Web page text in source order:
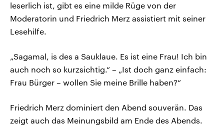
leserlich ist, gibt es eine milde Rüge von der
Moderatorin und Friedrich Merz assistiert mit seiner
Lesehilfe.
„Sagamal, is des a Sauklaue. Es ist eine Frau! Ich bin
auch noch so kurzsichtig.“ – „Ist doch ganz einfach:
Frau Bürger – wollen Sie meine Brille haben?“
Friedrich Merz dominiert den Abend souverän. Das
zeigt auch das Meinungsbild am Ende des Abends.